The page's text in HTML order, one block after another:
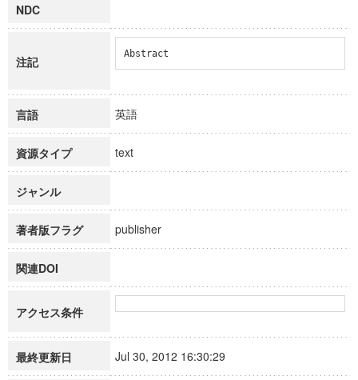
NDC
注記
Abstract
言語 英語
資源タイプ text
ジャンル
著者版フラグ publisher
関連DOI
アクセス条件
最終更新日 Jul 30, 2012 16:30:29